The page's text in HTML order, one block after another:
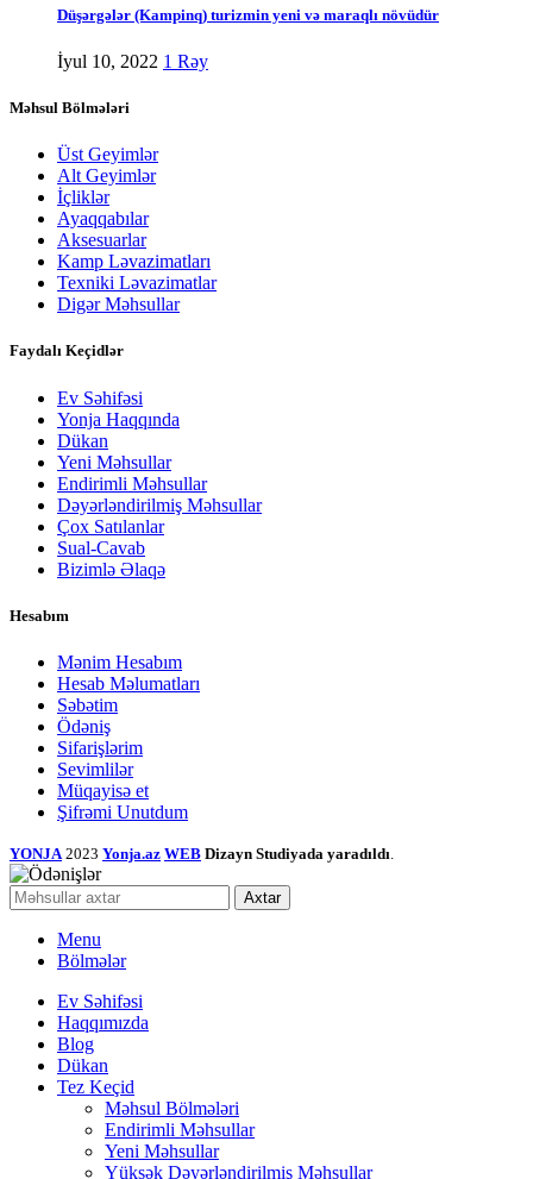
Düşərgələr (Kampinq) turizmin yeni və maraqlı növüdür
İyul 10, 2022 1 Rəy
Məhsul Bölmələri
Üst Geyimlər
Alt Geyimlər
İçliklər
Ayaqqabılar
Aksesuarlar
Kamp Ləvazimatları
Texniki Ləvazimatlar
Digər Məhsullar
Faydalı Keçidlər
Ev Səhifəsi
Yonja Haqqında
Dükan
Yeni Məhsullar
Endirimli Məhsullar
Dəyərləndirilmiş Məhsullar
Çox Satılanlar
Sual-Cavab
Bizimlə Əlaqə
Hesabım
Mənim Hesabım
Hesab Məlumatları
Səbətim
Ödəniş
Sifarişlərim
Sevimlilər
Müqayisə et
Şifrəmi Unutdum
YONJA 2023 Yonja.az WEB Dizayn Studiyada yaradıldı
Axtar
Menu
Bölmələr
Ev Səhifəsi
Haqqımızda
Blog
Dükan
Tez Keçid
Məhsul Bölmələri
Endirimli Məhsullar
Yeni Məhsullar
Yüksək Dəyərləndirilmiş Məhsullar